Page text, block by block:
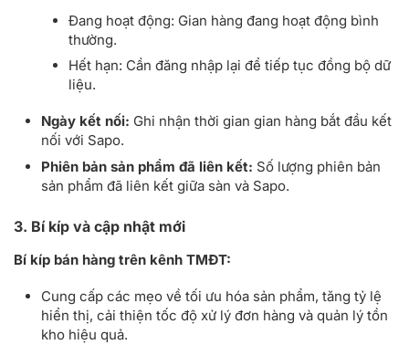
Đang hoạt động: Gian hàng đang hoạt động bình
thường.
Hết hạn: Cần đăng nhập lại để tiếp tục đồng bộ dữ
liệu.
Ngày kết nối: Ghi nhận thời gian gian hàng bắt đầu kết
nối với Sapo.
Phiên bản sản phẩm đã liên kết: Số lượng phiên bản
sản phẩm đã liên kết giữa sàn và Sapo.
3. Bí kíp và cập nhật mới
Bí kíp bán hàng trên kênh TMĐT:
Cung cấp các mẹo về tối ưu hóa sản phẩm, tăng tỷ lệ
hiển thị, cải thiện tốc độ xử lý đơn hàng và quản lý tồn
kho hiệu quả.